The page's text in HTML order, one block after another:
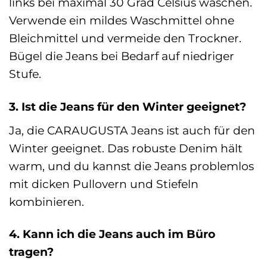
Verwende ein mildes Waschmittel ohne
Bleichmittel und vermeide den Trockner.
Bügel die Jeans bei Bedarf auf niedriger
Stufe.
3. Ist die Jeans für den Winter geeignet?
Ja, die CARAUGUSTA Jeans ist auch für den
Winter geeignet. Das robuste Denim hält
warm, und du kannst die Jeans problemlos
mit dicken Pullovern und Stiefeln
kombinieren.
4. Kann ich die Jeans auch im Büro
tragen?